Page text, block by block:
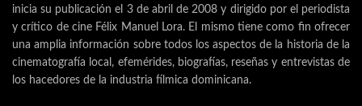
inicia su publicación el 3 de abril de 2008 y dirigido por el periodista
y crítico de cine Félix Manuel Lora. El mismo tiene como fin ofrecer
una amplia información sobre todos los aspectos de la historia de la
cinematografía local, efemérides, biografías, reseñas y entrevistas de
los hacedores de la industria fílmica dominicana.